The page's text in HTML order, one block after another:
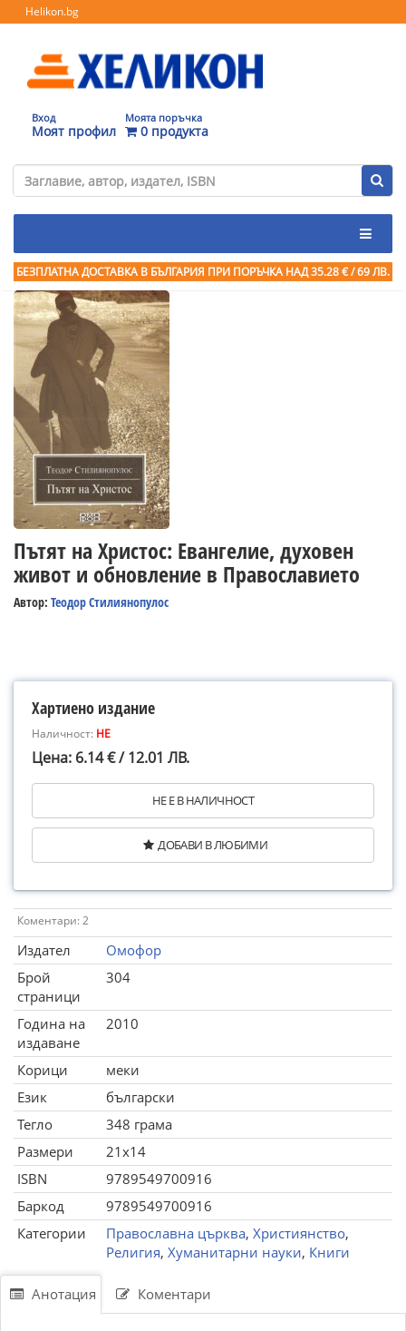
Helikon.bg
Вход
Моят профил
Моята поръчка
0 продукта
БЕЗПЛАТНА ДОСТАВКА В БЪЛГАРИЯ ПРИ ПОРЪЧКА НАД 35.28 € / 69 ЛВ.
Пътят на Христос: Евангелие, духовен
живот и обновление в Православието
Автор: Теодор Стилиянопулос
Хартиено издание
Наличност: НЕ
Цена: 6.14 € / 12.01 ЛВ.
НЕ Е В НАЛИЧНОСТ
ДОБАВИ В ЛЮБИМИ
Коментари: 2
Издател
Омофор
Брой
страници
304
Година на
издаване
2010
Корици
меки
Език
български
Тегло
348 грама
Размери
21x14
ISBN
9789549700916
Баркод
9789549700916
Категории
Православна църква, Християнство,
Религия, Хуманитарни науки, Книги
Анотация Коментари